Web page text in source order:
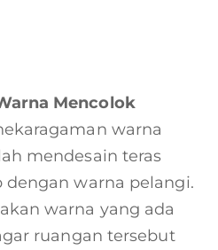
Mencolok
warna
mendesain teras
warna pelangi.
warna yang ada
ruangan tersebut